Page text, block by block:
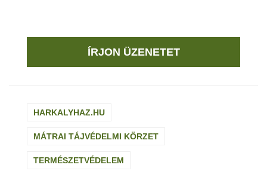
ÍRJON ÜZENETET
HARKALYHAZ.HU
MÁTRAI TÁJVÉDELMI KÖRZET
TERMÉSZETVÉDELEM